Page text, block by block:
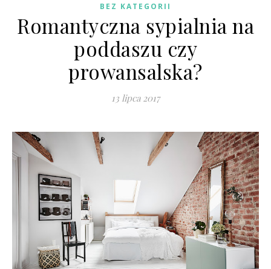
BEZ KATEGORII
Romantyczna sypialnia na
poddaszu czy
prowansalska?
13 lipca 2017